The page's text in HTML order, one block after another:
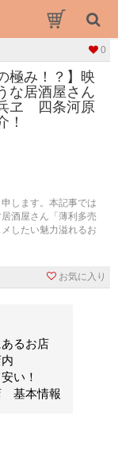
0
極み！？】映
な居酒屋さん
ヱ 四条河原
！
します。本記事では
酒屋さん「薄利多売
したい魅力溢れるお
お気に入り
るお店
い！
基本情報